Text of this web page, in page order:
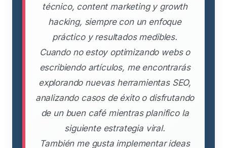
técnico, content marketing y growth
hacking, siempre con un enfoque
práctico y resultados medibles.
Cuando no estoy optimizando webs o
escribiendo artículos, me encontrarás
explorando nuevas herramientas SEO,
analizando casos de éxito o disfrutando
de un buen café mientras planifico la
siguiente estrategia viral.
También me gusta implementar ideas